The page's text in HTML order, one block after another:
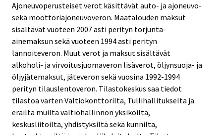
Ajoneuvoperusteiset verot käsittävät auto- ja ajoneuvo-
sekä moottoriajoneuvoveron. Maatalouden maksut
sisältävät vuoteen 2007 asti perityn torjunta-
ainemaksun sekä vuoteen 1994 asti perityn
lannoiteveron. Muut verot ja maksut sisältävät
alkoholi- ja virvoitusjuomaveron lisäverot, öljynsuoja- ja
öljyjätemaksut, jäteveron sekä vuosina 1992-1994
perityn tilauslentoveron. Tilastokeskus saa tiedot
tilastoa varten Valtiokonttorilta, Tullihallitukselta ja
eräiltä muilta valtiohallinnon yksiköiltä,
keskusliitoilta, yhdistyksiltä sekä kunnilta,